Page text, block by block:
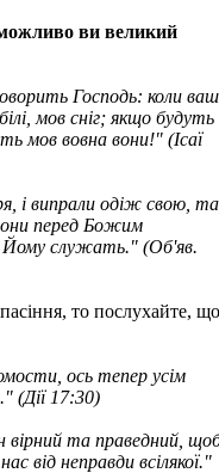
ви великий
Господь: коли
мов сніг; якщо будуть
мов вовна вони!" (Ісаї
і випрали одіж свою, та
перед Божим
Йому служать." (Об'яв.
то послухайте, що
ось тепер усім
(Дії 17:30)
вірний та праведний,
від неправди всілякої."